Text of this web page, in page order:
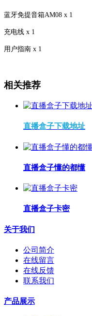
蓝牙免提音箱AM08 x 1
充电线 x 1
用户指南 x 1
相关推荐
直播盒子下载地址
直播盒子懂的都懂
直播盒子卡密
关于我们
公司简介
在线留言
在线反馈
联系我们
产品展示